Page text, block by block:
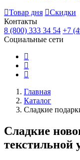
Товар дня
Скидки
Контакты
8 (800) 333 34 54 +7
Социальные сети
Главная
Каталог
Сладкие
Сладкие
текстильной